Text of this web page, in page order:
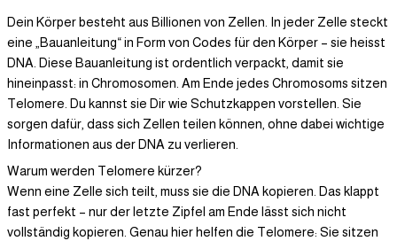
Dein Körper besteht aus Billionen von Zellen. In jeder Zelle steckt
eine „Bauanleitung“ in Form von Codes für den Körper – sie heisst
DNA. Diese Bauanleitung ist ordentlich verpackt, damit sie
hineinpasst: in Chromosomen. Am Ende jedes Chromosoms sitzen
Telomere. Du kannst sie Dir wie Schutzkappen vorstellen. Sie
sorgen dafür, dass sich Zellen teilen können, ohne dabei wichtige
Informationen aus der DNA zu verlieren.
Warum werden Telomere kürzer?
Wenn eine Zelle sich teilt, muss sie die DNA kopieren. Das klappt
fast perfekt – nur der letzte Zipfel am Ende lässt sich nicht
vollständig kopieren. Genau hier helfen die Telomere: Sie sitzen